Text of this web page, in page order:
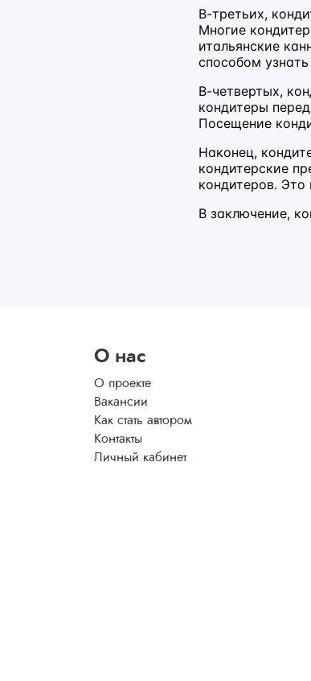
В-третьих,
Многие
итальянские
способом
В-четвертых,
кондитеры
Посещение
Наконец,
кондитерские
кондитеров.
В заключение,
О нас
О проекте
Вакансии
Как стать автором
Контакты
Личный кабинет